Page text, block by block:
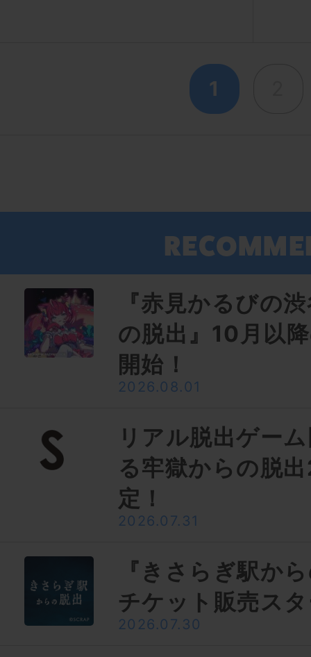
1
『赤見かるびの
の脱出』10月以
開始！
2026.08.01
リアル脱出ゲー
る牢獄からの脱
定！
2026.07.31
『きさらぎ駅か
チケット販売ス
2026.07.30